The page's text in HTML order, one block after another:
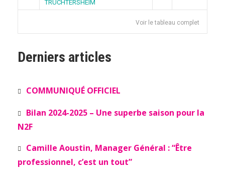
TRUCHTERSHEIM
Voir le tableau complet
Derniers articles
COMMUNIQUÉ OFFICIEL
Bilan 2024-2025 – Une superbe saison pour la
N2F
Camille Aoustin, Manager Général : “Être
professionnel, c’est un tout”